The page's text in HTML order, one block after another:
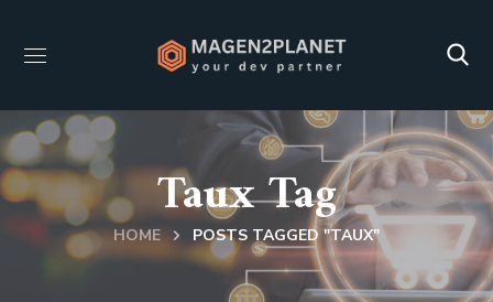
Taux Tag
HOME POSTS TAGGED "TAUX"